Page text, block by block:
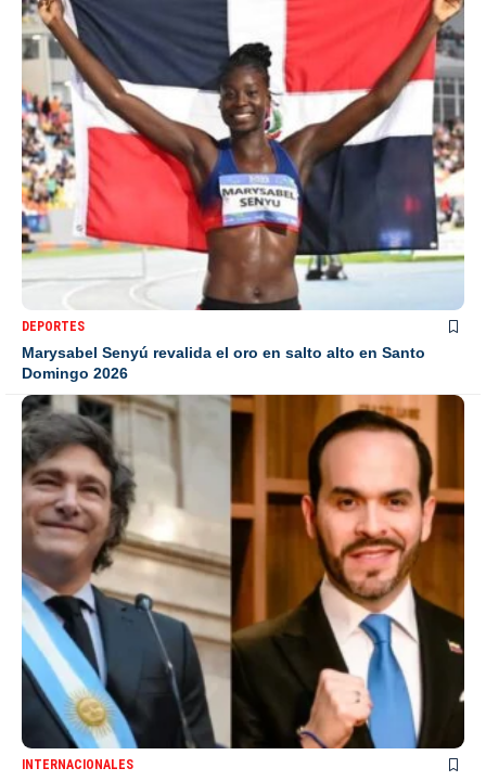
DEPORTES
Marysabel Senyú revalida el oro en salto alto en Santo
Domingo 2026
INTERNACIONALES